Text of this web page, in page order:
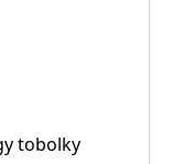
tobolky